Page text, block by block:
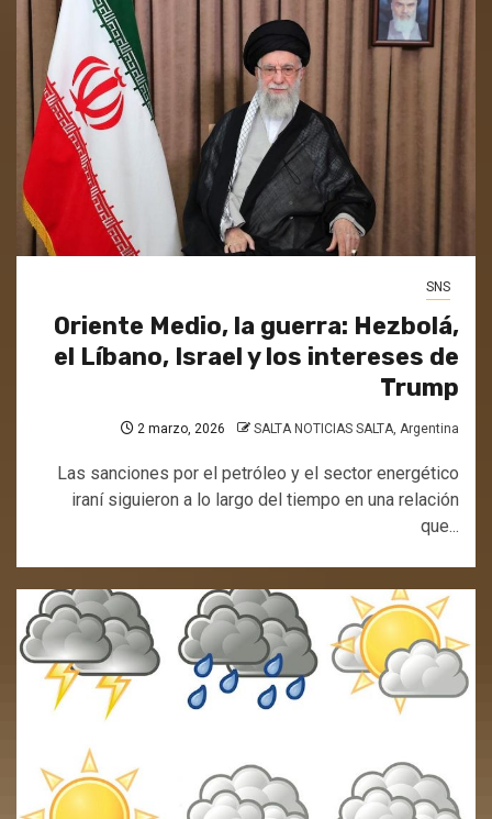
SNS
Oriente Medio, la guerra: Hezbolá,
el Líbano, Israel y los intereses de
Trump
2 marzo, 2026 SALTA NOTICIAS SALTA, Argentina
Las sanciones por el petróleo y el sector energético
iraní siguieron a lo largo del tiempo en una relación
que...